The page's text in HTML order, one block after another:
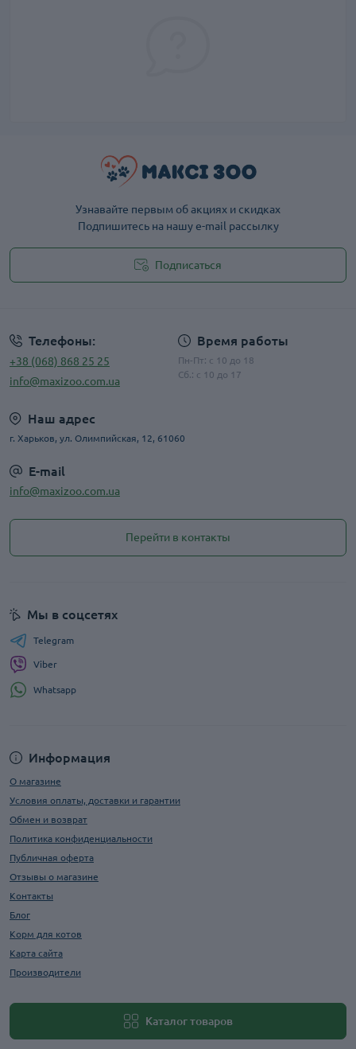
Узнавайте первым об акциях и скидках
Подпишитесь на нашу e-mail рассылку
Подписаться
Телефоны:
+38 (068) 868 25 25
info@maxizoo.com.ua
Время работы
Пн-Пт: с 10 до 18
Сб.: с 10 до 17
Наш адрес
г. Харьков, ул. Олимпийская, 12, 61060
E-mail
info@maxizoo.com.ua
Перейти в контакты
Информация
О магазине
Условия оплаты, доставки и гарантии
Обмен и возврат
Политика конфиденциальности
Публичная оферта
Отзывы о магазине
Контакты
Блог
Корм для котов
Карта сайта
Производители
Каталог товаров
Мы в соцсетях
Telegram
Viber
Whatsapp